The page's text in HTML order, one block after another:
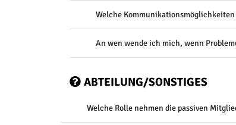
Welche Kommunikationsmöglichkeiten
An wen wende ich mich, wenn
ABTEILUNG/SONSTIGES
Welche Rolle nehmen die passiven